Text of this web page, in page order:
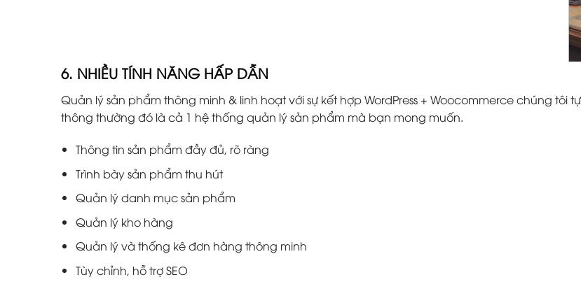
6. NHIỀU TÍNH NĂNG HẤP DẪN
Quản lý sản phẩm thông minh & linh hoạt với sự kết hợp WordPress + Woocommerce chúng tôi
thông thường đó là cả 1 hệ thống quản lý sản phẩm mà bạn mong muốn.
Thông tin sản phẩm đầy đủ, rõ ràng
Trình bày sản phẩm thu hút
Quản lý danh mục sản phẩm
Quản lý kho hàng
Quản lý và thống kê đơn hàng thông minh
Tùy chỉnh, hỗ trợ SEO